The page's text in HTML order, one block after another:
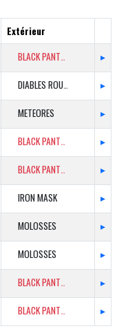
Extérieur
BLACK PANTHERS ▸
DIABLES ROUGES ▸
METEORES ▸
BLACK PANTHERS ▸
BLACK PANTHERS ▸
IRON MASK ▸
MOLOSSES ▸
MOLOSSES ▸
BLACK PANTHERS ▸
BLACK PANTHERS ▸